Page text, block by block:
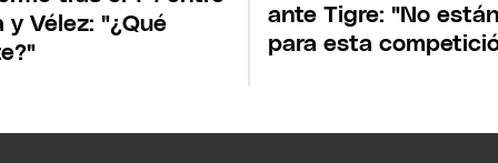
y Vélez: "¿Qué
ante Tigre: "No están
para esta